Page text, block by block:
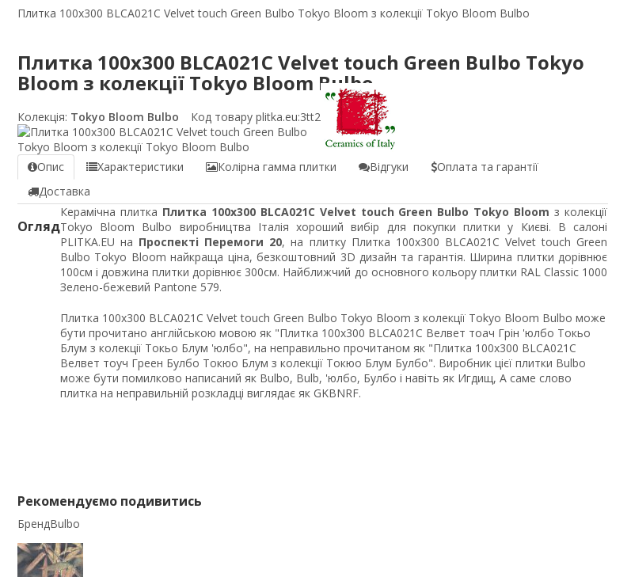
Плитка 100x300 BLCA021C Velvet touch Green Bulbo Tokyo Bloom з колекції Tokyo Bloom Bulbo
Плитка 100x300 BLCA021C Velvet touch Green Bulbo Tokyo
Bloom з колекції Tokyo Bloom Bulbo
Колекція: Tokyo Bloom Bulbo Код товару plitka.eu:3tt23
Опис Характеристики Колірна гамма плитки Відгуки
Оплата та гарантії
Доставка
Огляд
Керамічна плитка Плитка 100x300 BLCA021C Velvet touch Green Bulbo Tokyo Bloom з колекції
Tokyo Bloom Bulbo виробництва Італія хороший вибір для покупки плитки у Києві. В салоні
PLITKA.EU на Проспекті Перемоги 20, на плитку Плитка 100x300 BLCA021C Velvet touch Green
Bulbo Tokyo Bloom найкраща ціна, безкоштовний 3D дизайн та гарантія. Ширина плитки дорівнює
100см і довжина плитки дорівнює 300см. Найближчий до основного кольору плитки RAL Classic 1000
Зелено-бежевий Pantone 579.
Плитка 100x300 BLCA021C Velvet touch Green Bulbo Tokyo Bloom з колекції Tokyo Bloom Bulbo може
бути прочитано англійською мовою як "Плитка 100x300 BLCA021C Велвет тоач Грін 'юлбо Токьо
Блум з колекції Токьо Блум 'юлбо", на неправильно прочитаном як "Плитка 100x300 BLCA021C
Велвет тоуч Греен Булбо Токюо Блум з колекції Токюо Блум Булбо". Виробник цієї плитки Bulbo
може бути помилково написаний як Bulbo, Bulb, 'юлбо, Булбо і навіть як Игдищ, А саме слово
плитка на неправильній розкладці виглядає як GKBNRF.
Рекомендуємо подивитись
БрендBulbo